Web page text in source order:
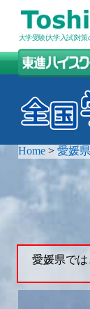
大学受験(大学入試)対
Home > 愛媛県
愛媛県で